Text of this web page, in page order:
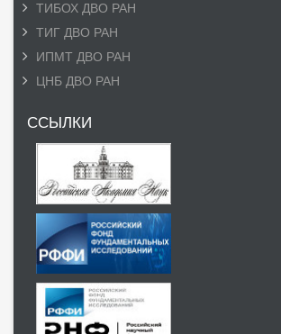
ТИБОХ ДВО РАН
ТИГ ДВО РАН
ИПМТ ДВО РАН
ЦНБ ДВО РАН
ССЫЛКИ